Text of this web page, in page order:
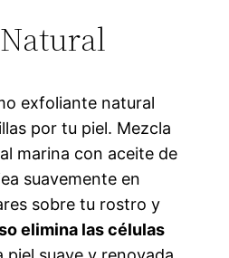
exfoliante natural
por tu piel. Mezcla
marina con aceite de
suavemente en
sobre tu rostro y
elimina las células